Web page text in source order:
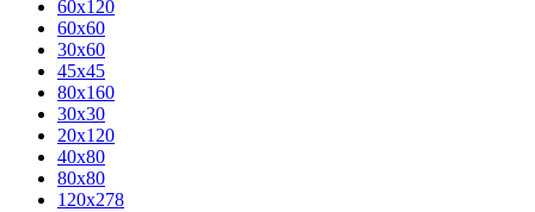
60x120
60x60
30x60
45x45
80x160
30x30
20x120
40x80
80x80
120x278